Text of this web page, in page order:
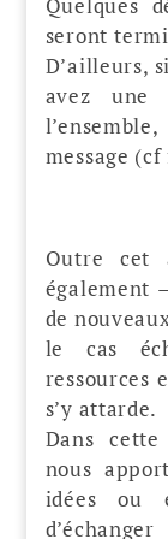
seront
D’ailleurs,
avez une
message
Outre cet
également
de
le cas
ressources
s’y attarde.
Dans
nous
idées ou